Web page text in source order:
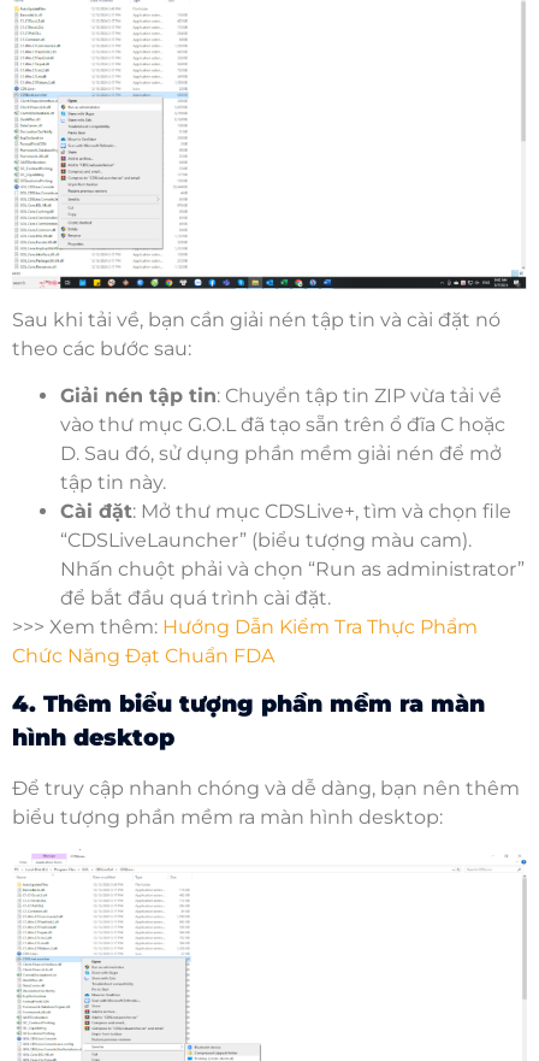
Sau khi tải về, bạn cần giải nén tập tin và cài đặt nó
theo các bước sau:
Giải nén tập tin: Chuyển tập tin ZIP vừa tải về
vào thư mục G.O.L đã tạo sẵn trên ổ đĩa C hoặc
D. Sau đó, sử dụng phần mềm giải nén để mở
tập tin này.
Cài đặt: Mở thư mục CDSLive+, tìm và chọn file
“CDSLiveLauncher” (biểu tượng màu cam).
Nhấn chuột phải và chọn “Run as administrator”
để bắt đầu quá trình cài đặt.
>>> Xem thêm: Hướng Dẫn Kiểm Tra Thực Phẩm
Chức Năng Đạt Chuẩn FDA
4. Thêm biểu tượng phần mềm ra màn
hình desktop
Để truy cập nhanh chóng và dễ dàng, bạn nên thêm
biểu tượng phần mềm ra màn hình desktop: